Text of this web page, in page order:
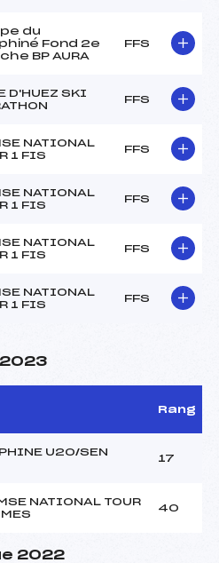
du
Fond 2e
BP AURA
FFS
D'HUEZ SKI
FFS
NATIONAL
1 FIS
FFS
NATIONAL
1 FIS
FFS
NATIONAL
1 FIS
FFS
NATIONAL
1 FIS
FFS
Rang
U20/SEN
17
NATIONAL TOUR
40
2022